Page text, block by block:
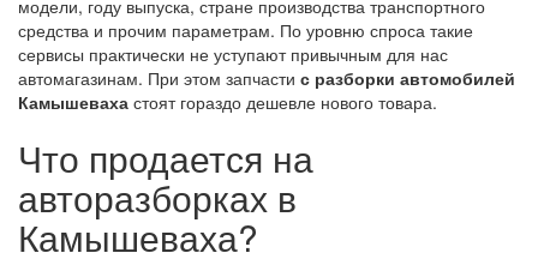
модели, году выпуска, стране производства транспортного
средства и прочим параметрам. По уровню спроса такие
сервисы практически не уступают привычным для нас
автомагазинам. При этом запчасти с разборки автомобилей
Камышеваха стоят гораздо дешевле нового товара.
Что продается на
авторазборках в
Камышеваха?